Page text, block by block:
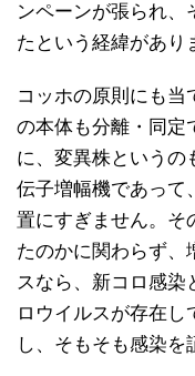
ンペーンが張られ、
たという経緯があり
コッホの原則にも当
の本体も分離・同定
に、変異株というの
伝子増幅機であって
置にすぎません。そ
たのかに関わらず、
スなら、新コロ感染
ロウイルスが存在
し、そもそも感染を